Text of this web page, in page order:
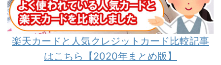
楽天カードと人気クレジットカード比較記事
はこちら【2020年まとめ版】